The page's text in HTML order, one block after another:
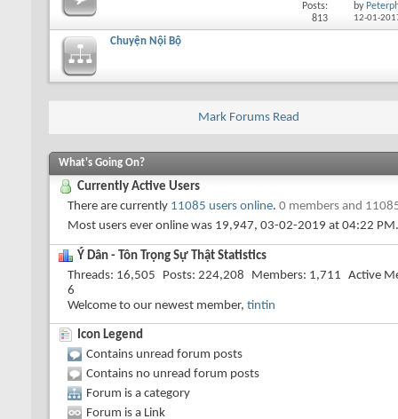
Posts:
813
by
12-01-
Chuyện Nội Bộ
Mark Forums Read
What's Going On?
Currently Active Users
There are currently 11085 users online. 0 members and
Most users ever online was 19,947, 03-02-2019 at 04:22 PM.
Ý Dân - Tôn Trọng Sự Thật Statistics
Threads 16,505 Posts 224,208 Members 1,711 Active
6
Welcome to our newest member, tintin
Icon Legend
Contains unread forum posts
Contains no unread forum posts
Forum is a category
Forum is a Link